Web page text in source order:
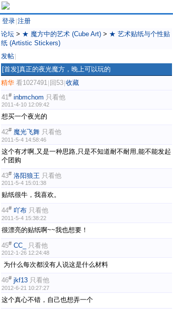
登录 注册
论坛 > ★ 魔方中的艺术 (Cube Art) > ★ 艺术贴纸与个性贴
纸 (Artistic Stickers)
发帖
[首发]真正的夜光魔方，晚上可以玩的
精华 看1027491 回53 收藏
41# inbmchom 只看他
2011-4-10 12:09:42
想买一个夜光的
42# 魔光飞舞 只看他
2011-5-4 14:58:46
这个有才啊,又是一种思路,只是不知道耐不耐用,能不能发起
个团购
43# 洛阳狼王 只看他
2011-5-4 15:01:38
贴纸很牛，我喜欢。
44# 吖布 只看他
2011-5-4 15:38:22
很漂亮的贴纸啊~~我也想要！
45# CC_ 只看他
2012-1-26 12:24:48
为什么每次都没有人说这是什么材料
46# jkf13 只看他
2012-6-21 10:27:27
这个真心不错，自己也想弄一个